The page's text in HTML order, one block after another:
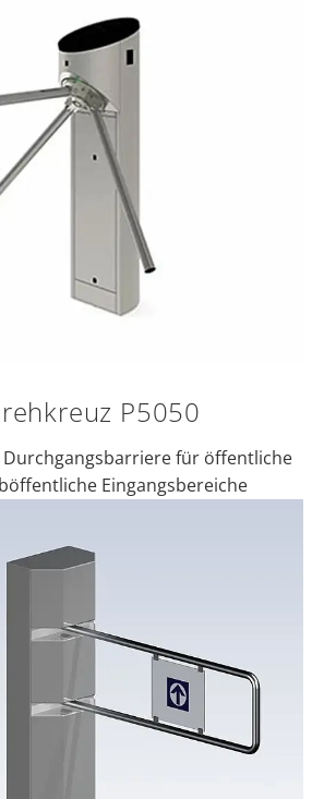
P5050
Durchgangsbarriere für öffentliche
Eingangsbereiche